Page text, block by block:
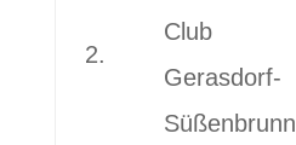
2.
Club
Gerasdorf-
Süßenbrunn